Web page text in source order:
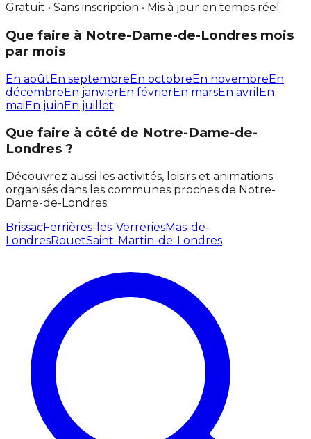
Gratuit • Sans inscription • Mis à jour en temps réel
Que faire à Notre-Dame-de-Londres mois
par mois
En aoûtEn septembreEn octobreEn novembreEn
décembreEn janvierEn févrierEn marsEn avril En
maiEn juinEn juillet
Que faire à côté de Notre-Dame-de-
Londres ?
Découvrez aussi les activités, loisirs et animations
organisés dans les communes proches de Notre-
Dame-de-Londres.
BrissacFerrières-les-VerreriesMas-de-
LondresRouetSaint-Martin-de-Londres